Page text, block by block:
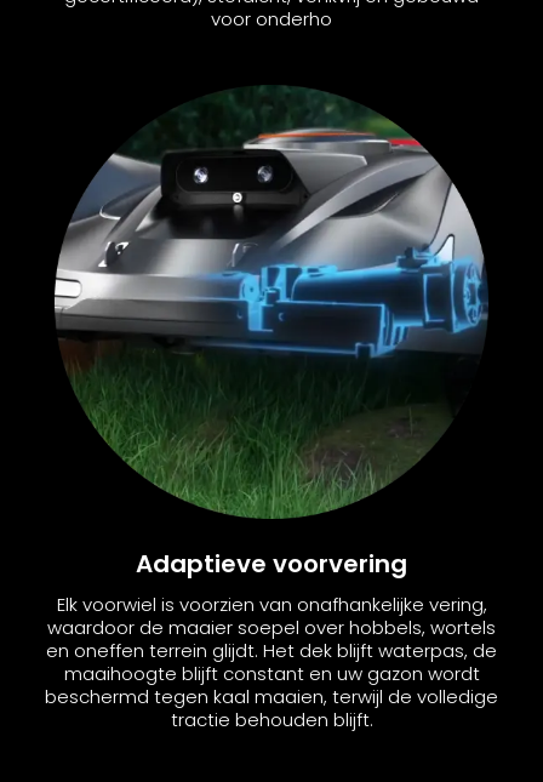
voor onderho
Adaptieve voorvering
Elk voorwiel is voorzien van onafhankelijke vering,
waardoor de maaier soepel over hobbels, wortels
en oneffen terrein glijdt. Het dek blijft waterpas, de
maaihoogte blijft constant en uw gazon wordt
beschermd tegen kaal maaien, terwijl de volledige
tractie behouden blijft.